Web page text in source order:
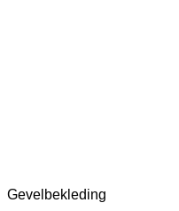
Gevelbekleding